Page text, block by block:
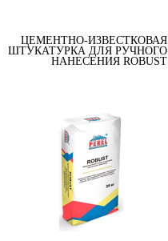
ЦЕМЕНТНО-ИЗВЕСТКОВАЯ
ШТУКАТУРКА ДЛЯ РУЧНОГО
НАНЕСЕНИЯ ROBUST